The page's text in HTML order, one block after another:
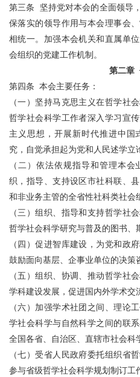
第三条 坚持党对本会的全面领导
保落实的领导作用与本会理事会
相统一。加强本会机关和直属单
会组织的党建工作机制。
第二章
第四条 本会主要任务：
（一）坚持马克思主义在哲学社
哲学社会科学工作者深入学习宣
主义思想，开展新时代推进中国
究，自觉承担起为党和人民述学立
（二）依法依规指导和管理本
织，指导、支持设区市社科联、
和非业务主管的全省性社科类社会
（三）组织、指导和支持哲学社
哲学社会科学研究与普及的图书、
（四）促进智库建设，为党和政
鼓励面向基层、企事业单位的决策
（五）组织、协调、推动哲学社
学科建设发展，促进国内外学术交
（六）加强学术社团之间、理论
学社会科学与自然科学之间的联
全国各省、自治区、直辖市社会科
（七）受省人民政府委托组织省
参与省级哲学社会科学规划制订工